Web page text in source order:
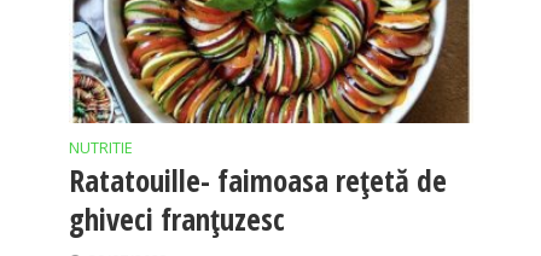
NUTRITIE
Ratatouille- faimoasa rețetă de
ghiveci franțuzesc